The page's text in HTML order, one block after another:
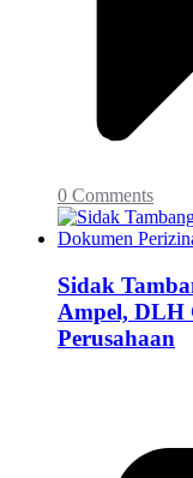
0 Comments
Sidak
Ampel, DLH
Perusahaan